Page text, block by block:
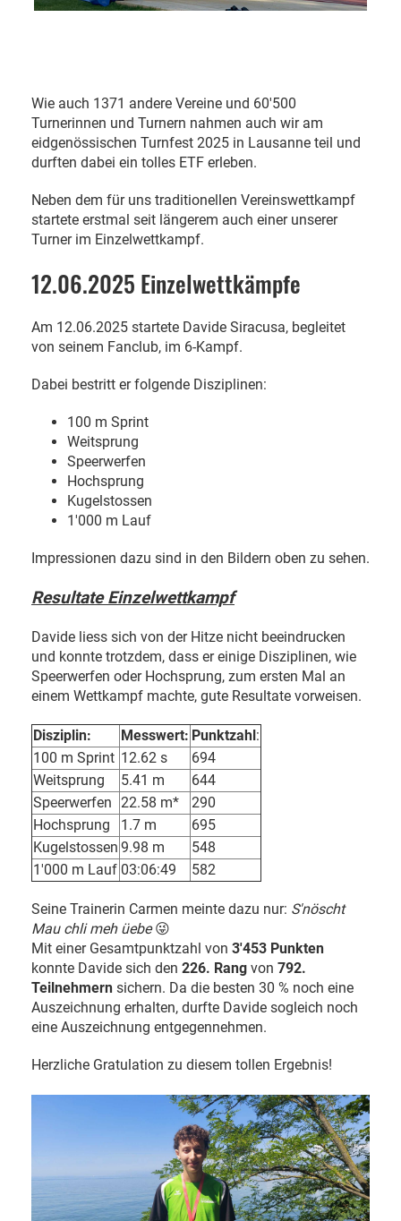
Wie auch 1371 andere Vereine und 60'500
Turnerinnen und Turnern nahmen auch wir am
eidgenössischen Turnfest 2025 in Lausanne teil und
durften dabei ein tolles ETF erleben.
Neben dem für uns traditionellen Vereinswettkampf
startete erstmal seit längerem auch einer unserer
Turner im Einzelwettkampf.
12.06.2025 Einzelwettkämpfe
Am 12.06.2025 startete Davide Siracusa, begleitet
von seinem Fanclub, im 6-Kampf.
Dabei bestritt er folgende Disziplinen:
100 m Sprint
Weitsprung
Speerwerfen
Hochsprung
Kugelstossen
1'000 m Lauf
Impressionen dazu sind in den Bildern oben zu sehen.
Resultate Einzelwettkampf
Davide liess sich von der Hitze nicht beeindrucken
und konnte trotzdem, dass er einige Disziplinen, wie
Speerwerfen oder Hochsprung, zum ersten Mal an
einem Wettkampf machte, gute Resultate vorweisen.
Disziplin: Messwert: Punktzahl:
100 m Sprint 12.62 s
694
Weitsprung
5.41 m
644
Speerwerfen 22.58 m*
290
Hochsprung
1.7 m
695
Kugelstossen 9.98 m
548
1'000 m Lauf 03:06:49 582
Seine Trainerin Carmen meinte dazu nur: S'nöscht
Mau chli meh üebe😜
Mit einer Gesamtpunktzahl von 3'453 Punkten
konnte Davide sich den 226. Rang von 792.
Teilnehmern sichern. Da die besten 30 % noch eine
Auszeichnung erhalten, durfte Davide sogleich noch
eine Auszeichnung entgegennehmen.
Herzliche Gratulation zu diesem tollen Ergebnis!